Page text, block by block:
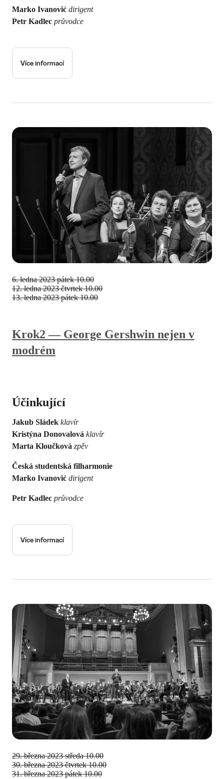
Marko Ivanović dirigent
Petr Kadlec průvodce
Více informací
Krok2 — George Gershwin nejen v
modrém
Účinkující
Jakub Sládek klavír
Kristýna Donovalová klavír
Marta Kloučková zpěv
Česká studentská filharmonie
Marko Ivanović dirigent
Petr Kadlec průvodce
6. ledna 2023 pátek 10.00
12. ledna 2023 čtvrtek 10.00
13. ledna 2023 pátek 10.00
Více informací
29. března 2023 středa 10.00
30. března 2023 čtvrtek 10.00
31. března 2023 pátek 10.00